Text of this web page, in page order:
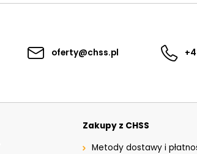
oferty@chss.pl
Zakupy z CHSS
Metody dostawy i